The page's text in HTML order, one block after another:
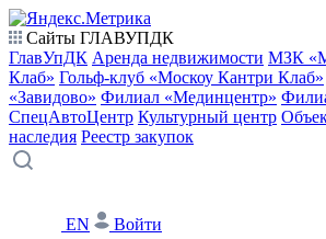
Сайты ГЛАВУПДК
ГлавУпДК Аренда недвижимости МЗК
Клаб» Гольф-клуб «Москоу Кантри Клаб»
«Завидово» Филиал «Мединцентр»
СпецАвтоЦентр Культурный центр
наследия Реестр закупок
EN Войти